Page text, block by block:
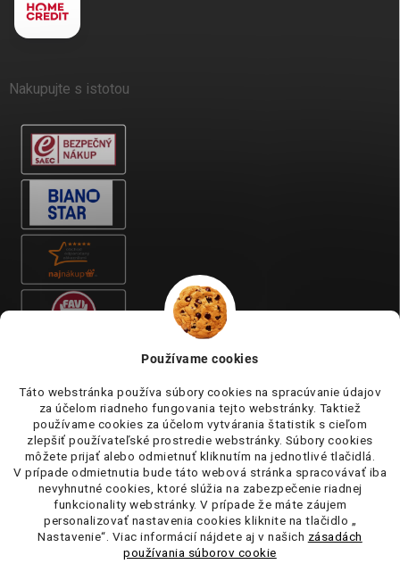
Používame cookies
Táto webstránka používa súbory cookies na spracúvanie údajov
za účelom riadneho fungovania tejto webstránky. Taktiež
používame cookies za účelom vytvárania štatistik s cieľom
zlepšiť používateľské prostredie webstránky. Súbory cookies
môžete prijať alebo odmietnuť kliknutím na jednotlivé tlačidlá.
V prípade odmietnutia bude táto webová stránka spracovávať iba
nevyhnutné cookies, ktoré slúžia na zabezpečenie riadnej
funkcionality webstránky. V prípade že máte záujem
personalizovať nastavenia cookies kliknite na tlačidlo „
Nastavenie“. Viac informácií nájdete aj v našich zásadách
používania súborov cookie
Nakupujte s istotou